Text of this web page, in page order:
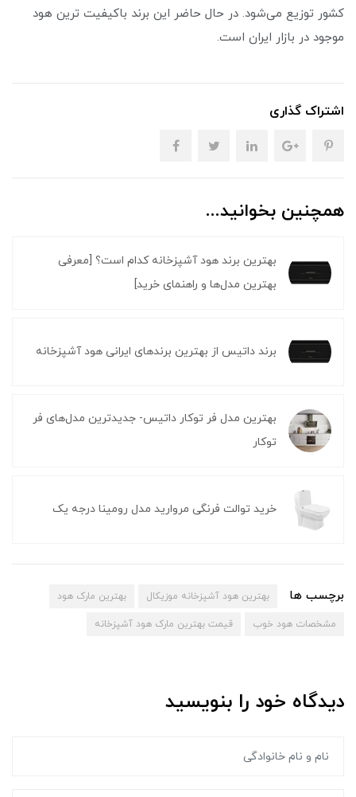
کشور توزیع می‌شود. در حال حاضر این برند باکیفیت ترین هود
موجود در بازار ایران است.
اشتراک گذاری
همچنین بخوانید...
بهترین برند هود آشپزخانه کدام است؟ [معرفی
بهترین مدل‌ها و راهنمای خرید]
برند داتیس از بهترین برندهای ایرانی هود آشپزخانه
بهترین مدل فر توکار داتیس- جدیدترین مدل‌های فر
توکار
خرید توالت فرنگی مروارید مدل رومینا درجه یک
برچسب ها بهترین هود آشپزخانه موزیکال بهترین مارک هود
مشخصات هود خوب قیمت بهترین مارک هود آشپزخانه
دیدگاه خود را بنویسید